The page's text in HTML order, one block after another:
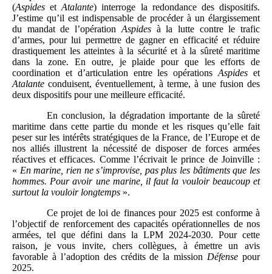
(Aspides etAtalante) interroge la redondance des dispositifs.
J’estime qu’il est indispensable de procéder à un élargissement
du mandat de l’opération Aspidesà la lutte contre le trafic
d’armes, pour lui permettre de gagner en efficacité et réduire
drastiquement les atteintes à la sécurité et à la sûreté maritime
dans la zone. En outre, je plaide pour que les efforts de
coordination et d’articulation entre les opérationsAspides et
Atalante conduisent, éventuellement, à terme, à une fusion des
deux dispositifs pour une meilleure efficacité.
En conclusion, la dégradation importante de la sûreté
maritime dans cette partie du monde et les risques qu’elle fait
peser sur les intérêts stratégiques de la France, de l’Europe et de
nos alliés illustrent la nécessité de disposer de forces armées
réactives et efficaces. Comme l’écrivait le prince de Joinville :
« En marine, rien ne s’improvise, pas plus les bâtiments que les
hommes. Pour avoir une marine, il faut la vouloir beaucoup et
surtout la vouloir longtemps ».
Ce projet de loi de finances pour 2025 est conforme à
l’objectif de renforcement des capacités opérationnelles de nos
armées, tel que défini dans la LPM 2024-2030. Pour cette
raison, je vous invite, chers collègues, à émettre un avis
favorable à l’adoption des crédits de la mission Défense pour
2025.